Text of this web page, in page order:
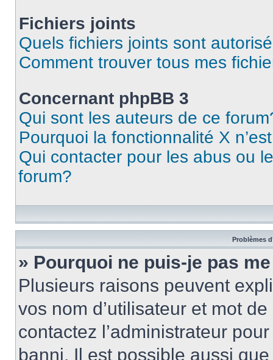
Fichiers joints
Quels fichiers joints sont
Comment trouver tous mes
Concernant phpBB 3
Qui sont les auteurs de ce
Pourquoi la fonctionnalité X
Qui contacter pour les abus ou
forum?
Problèmes
» Pourquoi ne puis-je pas
Plusieurs raisons peuvent
vos nom d’utilisateur et mot
contactez l’administrateur
banni. Il est possible aussi